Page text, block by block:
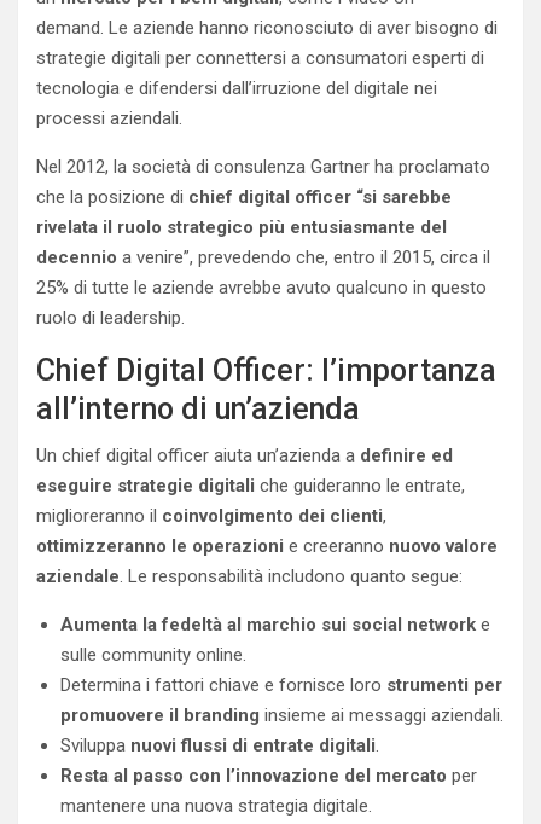
demand. Le aziende hanno riconosciuto di aver bisogno di
strategie digitali per connettersi a consumatori esperti di
tecnologia e difendersi dall’irruzione del digitale nei
processi aziendali.
Nel 2012, la società di consulenza Gartner ha proclamato
che la posizione di chief digital officer “si sarebbe
rivelata il ruolo strategico più entusiasmante del
decennio a venire”, prevedendo che, entro il 2015, circa il
25% di tutte le aziende avrebbe avuto qualcuno in questo
ruolo di leadership.
Chief Digital Officer: l’importanza
all’interno di un’azienda
Un chief digital officer aiuta un’azienda a definire ed
eseguire strategie digitali che guideranno le entrate,
miglioreranno il coinvolgimento dei clienti,
ottimizzeranno le operazioni e creeranno nuovo valore
aziendale. Le responsabilità includono quanto segue:
Aumenta la fedeltà al marchio sui social network e
sulle community online.
Determina i fattori chiave e fornisce loro strumenti per
promuovere il branding insieme ai messaggi aziendali.
Sviluppa nuovi flussi di entrate digitali.
Resta al passo con l’innovazione del mercato per
mantenere una nuova strategia digitale.